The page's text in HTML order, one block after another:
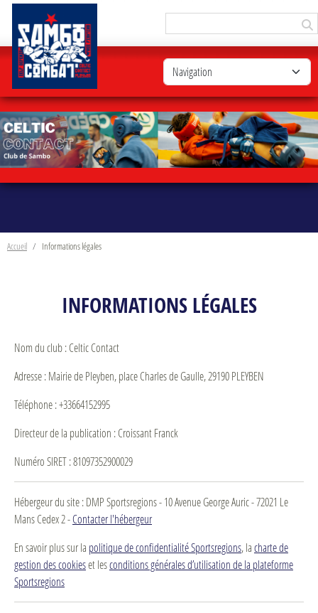
Accueil Informations légales
INFORMATIONS LÉGALES
Nom du club : Celtic Contact
Adresse : Mairie de Pleyben, place Charles de Gaulle, 29190 PLEYBEN
Téléphone : +33664152995
Directeur de la publication : Croissant Franck
Numéro SIRET : 81097352900029
Hébergeur du site : DMP Sportsregions - 10 Avenue George Auric - 72021 Le
Mans Cedex 2 -Contacter l'hébergeur
En savoir plus sur la politique de confidentialité Sportsregions, lacharte de
gestion des cookieset lesconditions générales d’utilisation de la plateforme
Sportsregions
Panneau de gestion des cookies